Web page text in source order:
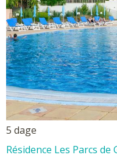
5 dage
Résidence Les Parcs de